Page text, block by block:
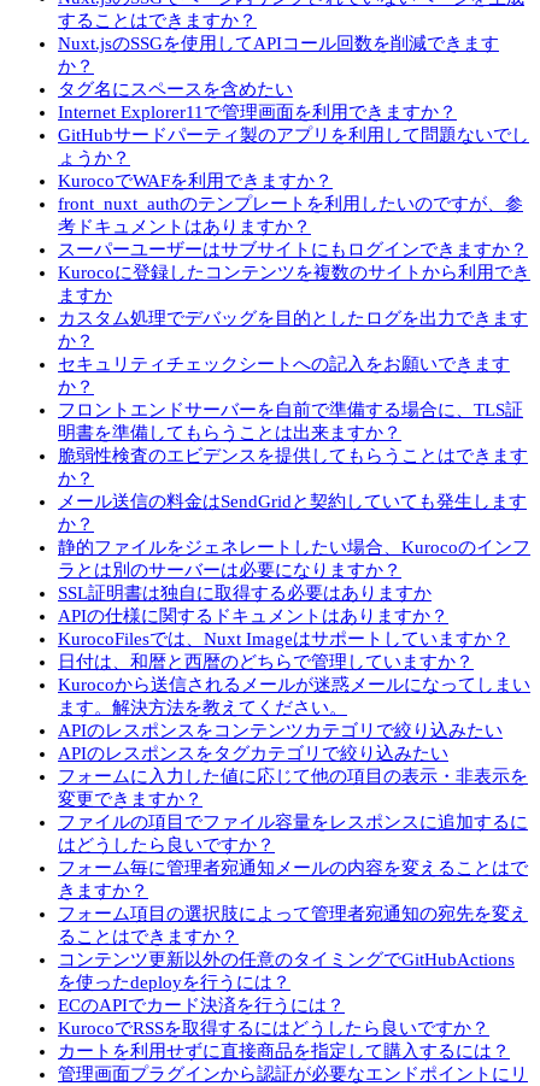
することはできますか？
Nuxt.jsのSSGを使用してAPIコール回数を削減できます
か？
タグ名にスペースを含めたい
Internet Explorer11で管理画面を利用できますか？
GitHubサードパーティ製のアプリを利用して問題ないでし
ょうか？
KurocoでWAFを利用できますか？
front_nuxt_authのテンプレートを利用したいのですが、参
考ドキュメントはありますか？
スーパーユーザーはサブサイトにもログインできますか？
Kurocoに登録したコンテンツを複数のサイトから利用でき
ますか
カスタム処理でデバッグを目的としたログを出力できます
か？
セキュリティチェックシートへの記入をお願いできます
か？
フロントエンドサーバーを自前で準備する場合に、TLS証
明書を準備してもらうことは出来ますか？
脆弱性検査のエビデンスを提供してもらうことはできます
か？
メール送信の料金はSendGridと契約していても発生します
か？
静的ファイルをジェネレートしたい場合、Kurocoのインフ
ラとは別のサーバーは必要になりますか？
SSL証明書は独自に取得する必要はありますか
APIの仕様に関するドキュメントはありますか？
KurocoFilesでは、Nuxt Imageはサポートしていますか？
日付は、和暦と西暦のどちらで管理していますか？
Kurocoから送信されるメールが迷惑メールになってしまい
ます。解決方法を教えてください。
APIのレスポンスをコンテンツカテゴリで絞り込みたい
APIのレスポンスをタグカテゴリで絞り込みたい
フォームに入力した値に応じて他の項目の表示・非表示を
変更できますか？
ファイルの項目でファイル容量をレスポンスに追加するに
はどうしたら良いですか？
フォーム毎に管理者宛通知メールの内容を変えることはで
きますか？
フォーム項目の選択肢によって管理者宛通知の宛先を変え
ることはできますか？
コンテンツ更新以外の任意のタイミングでGitHubActions
を使ったdeployを行うには？
ECのAPIでカード決済を行うには？
KurocoでRSSを取得するにはどうしたら良いですか？
カートを利用せずに直接商品を指定して購入するには？
管理画面プラグインから認証が必要なエンドポイントにリ